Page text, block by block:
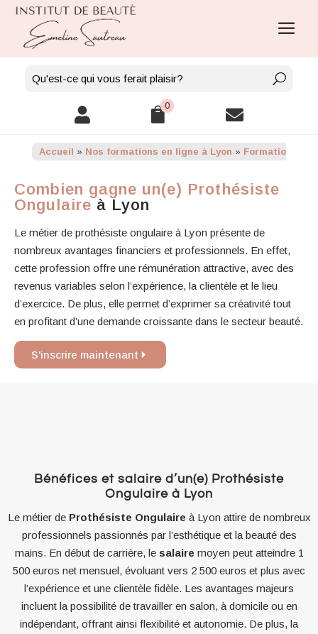
 0 
Accueil » Nos formations en ligne à Lyon » Formation en
Combien gagne un(e) Prothésiste
Ongulaire à Lyon
Le métier de prothésiste ongulaire à Lyon présente de
nombreux avantages financiers et professionnels. En effet,
cette profession offre une rémunération attractive, avec des
revenus variables selon l’expérience, la clientèle et le lieu
d’exercice. De plus, elle permet d’exprimer sa créativité tout
en profitant d’une demande croissante dans le secteur beauté.
S'inscrire maintenant
Bénéfices et salaire d’un(e) Prothésiste
Ongulaire à Lyon
Le métier de Prothésiste Ongulaire à Lyon attire de nombreux
professionnels passionnés par l’esthétique et la beauté des
mains. En début de carrière, le salaire moyen peut atteindre 1
500 euros net mensuel, évoluant vers 2 500 euros et plus avec
l’expérience et une clientèle fidèle. Les avantages majeurs
incluent la possibilité de travailler en salon, à domicile ou en
indépendant, offrant ainsi flexibilité et autonomie. De plus, la